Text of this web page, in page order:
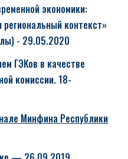
экономики:
контекст»
- 29.05.2020
ГЭКов в качестве
комиссии. 18-
Минфина Республики